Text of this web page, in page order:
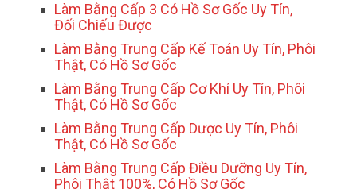
Làm Bằng Cấp 3 Có Hồ Sơ Gốc Uy Tín,
Đối Chiếu Được
Làm Bằng Trung Cấp Kế Toán Uy Tín, Phôi
Thật, Có Hồ Sơ Gốc
Làm Bằng Trung Cấp Cơ Khí Uy Tín, Phôi
Thật, Có Hồ Sơ Gốc
Làm Bằng Trung Cấp Dược Uy Tín, Phôi
Thật, Có Hồ Sơ Gốc
Làm Bằng Trung Cấp Điều Dưỡng Uy Tín,
Phôi Thật 100%, Có Hồ Sơ Gốc